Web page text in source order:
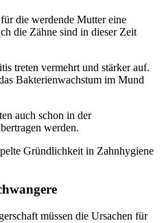
die werdende Mutter eine
die Zähne sind in dieser Zeit
treten vermehrt und stärker auf.
Bakterienwachstum im Mund
auch schon in der
werden.
Gründlichkeit in Zahnhygiene
müssen die Ursachen für